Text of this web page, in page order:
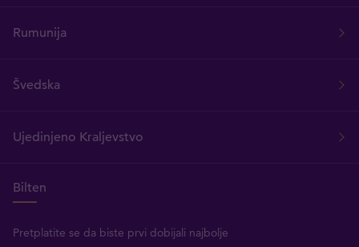
Rumunija
Švedska
Ujedinjeno Kraljevstvo
Bilten
Pretplatite se da biste prvi dobijali najbolje